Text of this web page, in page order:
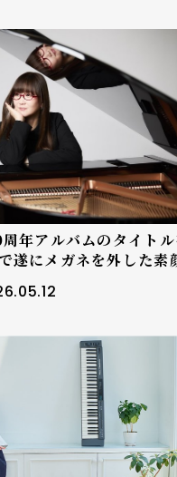
年アルバムのタイト
遂にメガネを外した素